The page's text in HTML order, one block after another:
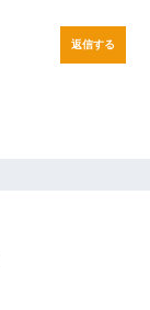
返信する